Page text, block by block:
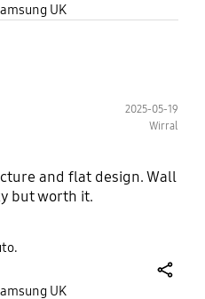
UK
2025-05-19
Wirral
and flat design. Wall
but worth it.
UK